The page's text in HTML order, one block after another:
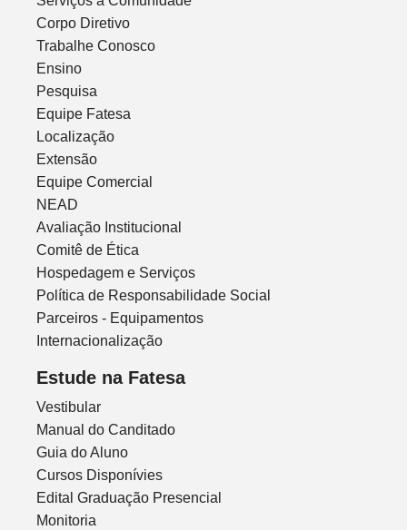
Corpo Diretivo
Trabalhe Conosco
Ensino
Pesquisa
Equipe Fatesa
Localização
Extensão
Equipe Comercial
NEAD
Avaliação Institucional
Comitê de Ética
Hospedagem e Serviços
Política de Responsabilidade Social
Parceiros - Equipamentos
Internacionalização
Estude na Fatesa
Vestibular
Manual do Canditado
Guia do Aluno
Cursos Disponívies
Edital Graduação Presencial
Monitoria